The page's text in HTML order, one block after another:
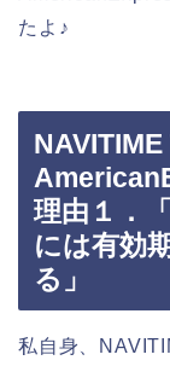
たよ♪
理由１．
には有効
る」
私自身、